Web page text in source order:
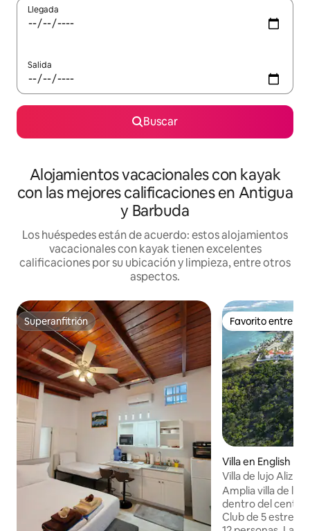
Llegada
Salida
Buscar
Alojamientos vacacionales con kayak
con las mejores calificaciones en Antigua
y Barbuda
Los huéspedes están de acuerdo: estos alojamientos
vacacionales con kayak tienen excelentes
calificaciones por su ubicación y limpieza, entre otros
aspectos.
Superanfitrión
Superanfitrión Favorito entre
Favorito entre
Villa en English
Villa de lujo Alize,
Amplia villa de
dentro del centro
Club de 5